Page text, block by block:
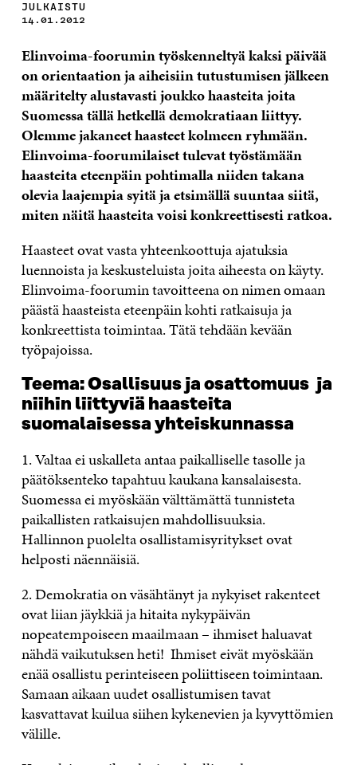
JULKAISTU
14.01.2012
Elinvoima-foorumin työskenneltyä kaksi päivää
on orientaation ja aiheisiin tutustumisen jälkeen
määritelty alustavasti joukko haasteita joita
Suomessa tällä hetkellä demokratiaan liittyy.
Olemme jakaneet haasteet kolmeen ryhmään.
Elinvoima-foorumilaiset tulevat työstämään
haasteita eteenpäin pohtimalla niiden takana
olevia laajempia syitä ja etsimällä suuntaa siitä,
miten näitä haasteita voisi konkreettisesti ratkoa.
Haasteet ovat vasta yhteenkoottuja ajatuksia
luennoista ja keskusteluista joita aiheesta on käyty.
Elinvoima-foorumin tavoitteena on nimen omaan
päästä haasteista eteenpäin kohti ratkaisuja ja
konkreettista toimintaa. Tätä tehdään kevään
työpajoissa.
Teema: Osallisuus ja osattomuus ja
niihin liittyviä haasteita
suomalaisessa yhteiskunnassa
1. Valtaa ei uskalleta antaa paikalliselle tasolle ja
päätöksenteko tapahtuu kaukana kansalaisesta.
Suomessa ei myöskään välttämättä tunnisteta
paikallisten ratkaisujen mahdollisuuksia.
Hallinnon puolelta osallistamisyritykset ovat
helposti näennäisiä.
2. Demokratia on väsähtänyt ja nykyiset rakenteet
ovat liian jäykkiä ja hitaita nykypäivän
nopeatempoiseen maailmaan – ihmiset haluavat
nähdä vaikutuksen heti! Ihmiset eivät myöskään
enää osallistu perinteiseen poliittiseen toimintaan.
Samaan aikaan uudet osallistumisen tavat
kasvattavat kuilua siihen kykenevien ja kyvyttömien
välille.